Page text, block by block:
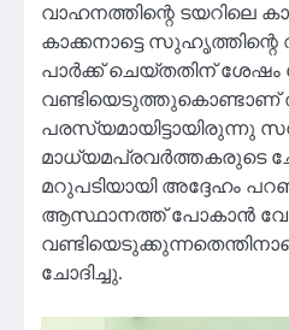
വാഹനത്തിന്റെ ടയറിലെ
കാക്കനാട്ടെ സുഹൃത്തിന്റെ
പാർക്ക് ചെയ്തതിന് ശേഷം
വണ്ടിയെടുത്തുകൊണ്ടാണ്
പരസ്യമായിട്ടായിരുന്നു
മാധ്യമപ്രവർത്തകരുടെ
മറുപടിയായി അദ്ദേഹം
ആസ്ഥാനത്ത് പോകാൻ
ചോദിച്ചു.